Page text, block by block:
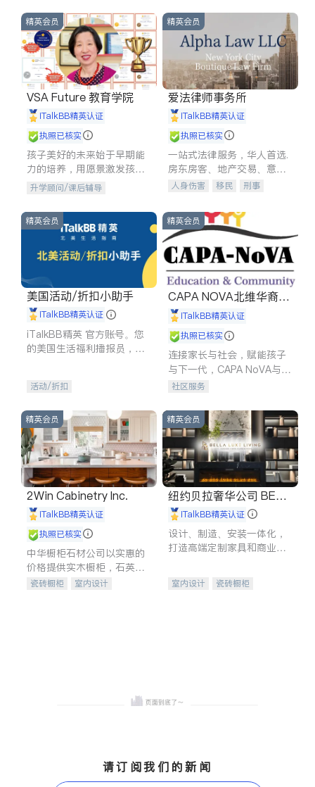
商铺租售
精英会员
VSA Future 教育学院
iTalkBB精英认证
执照已核实
孩子美好的未来始于早期能
力的培养，用愿景激发孩子
的学习潜力和动力。理念：
拥有成长型心态是成功的基
石。
升学顾问/课后辅导
精英会员
爱法律师事务所
iTalkBB精英认证
执照已核实
一站式法律服务，华人首选.
房东房客、地产交易、意外
伤害、车祸重伤、商业诉
建筑合同、刑事案件全包办
人身伤害 移民
刑事
信托/遗嘱
商业
索赔
律师-其它 保释
精英会员
美国活动/折扣小助手
iTalkBB精英认证
iTalkBB精英 官方账号。您
的美国生活福利播报员，精
专属福利。
活动/折扣
精英会员
CAPA NOVA北维华裔家
长会iTalkBB精英认证
执照已核实
连接家长与社会，赋能孩子
与下一代，CAPA NoVA与您
携手建设包容、公平、充满
社区服务
精英会员
2Win Cabinetry Inc.
iTalkBB精英认证
执照已核实
中华橱柜石材公司以实惠的
价格提供实木橱柜，石英石
台面，多种优质不锈钢水
瓷砖橱柜
室内设计
精英会员
纽约贝拉奢华公司 BELL
A LUXE
iTalkBB精英认证
设计、制造、安装一体化，
打造高端定制家具和商业空
室内设计
瓷砖橱柜
请订阅我们的新闻